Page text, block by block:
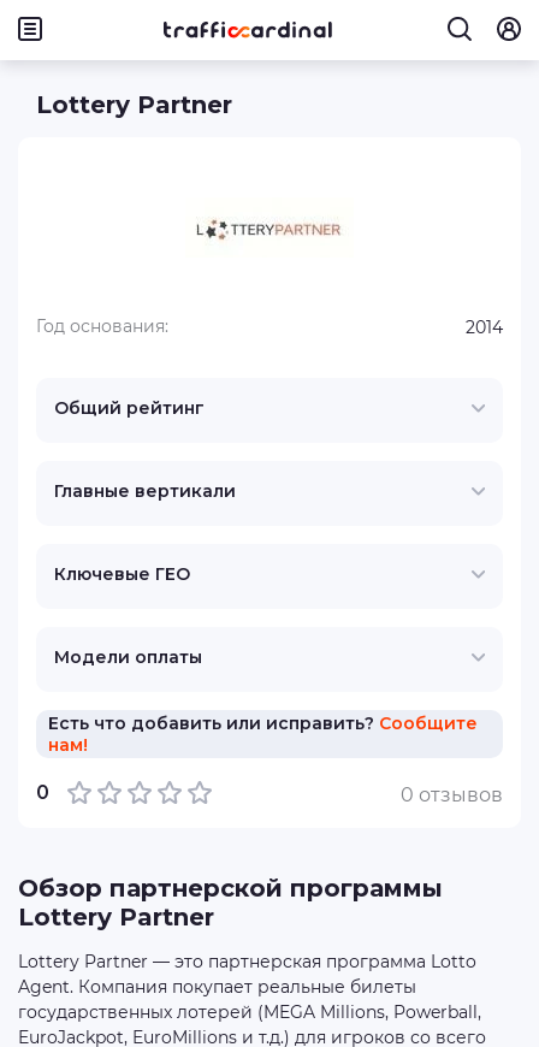
Lottery Partner
Год основания: 2014
Общий рейтинг
Главные вертикали
Ключевые ГЕО
Модели оплаты
Есть что добавить или исправить? Сообщите
нам!
0 0 отзывов
Обзор партнерской программы
Lottery Partner
Lottery Partner — это партнерская программа Lotto
Agent. Компания покупает реальные билеты
государственных лотерей (MEGA Millions, Powerball,
EuroJackpot, EuroMillions и т.д.) для игроков со всего